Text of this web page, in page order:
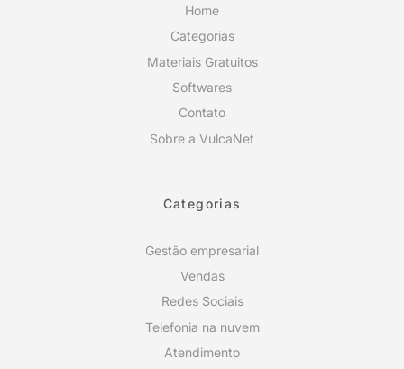
Home
Categorias
Materiais Gratuitos
Softwares
Contato
Sobre a VulcaNet
Categorias
Gestão empresarial
Vendas
Redes Sociais
Telefonia na nuvem
Atendimento